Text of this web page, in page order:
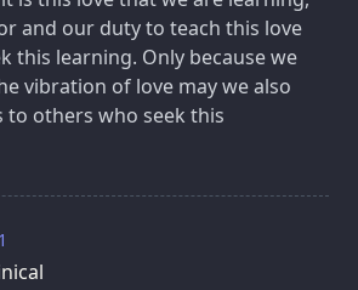
and our duty to teach this love
this learning. Only because we
vibration of love may we also
to others who seek this